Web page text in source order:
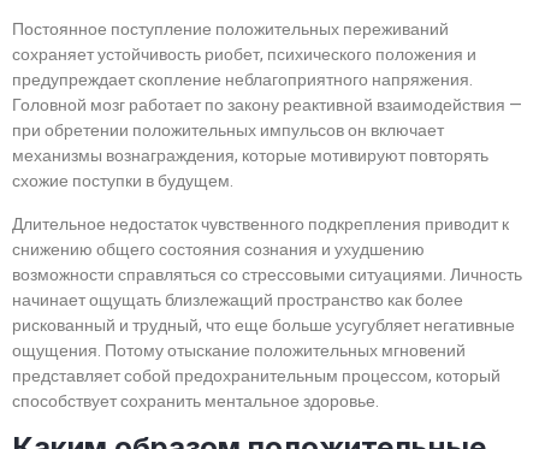
Постоянное поступление положительных переживаний
сохраняет устойчивость риобет, психического положения и
предупреждает скопление неблагоприятного напряжения.
Головной мозг работает по закону реактивной взаимодействия —
при обретении положительных импульсов он включает
механизмы вознаграждения, которые мотивируют повторять
схожие поступки в будущем.
Длительное недостаток чувственного подкрепления приводит к
снижению общего состояния сознания и ухудшению
возможности справляться со стрессовыми ситуациями. Личность
начинает ощущать близлежащий пространство как более
рискованный и трудный, что еще больше усугубляет негативные
ощущения. Потому отыскание положительных мгновений
представляет собой предохранительным процессом, который
способствует сохранить ментальное здоровье.